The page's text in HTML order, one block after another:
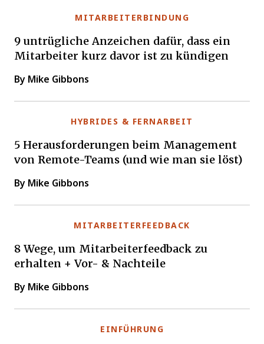
MITARBEITERBINDUNG
9 untrügliche Anzeichen dafür, dass ein
Mitarbeiter kurz davor ist zu kündigen
By Mike Gibbons
HYBRIDES & FERNARBEIT
5 Herausforderungen beim Management
von Remote-Teams (und wie man sie löst)
By Mike Gibbons
MITARBEITERFEEDBACK
8 Wege, um Mitarbeiterfeedback zu
erhalten + Vor- & Nachteile
By Mike Gibbons
EINFÜHRUNG